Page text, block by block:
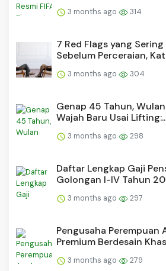
3 months ago 314
7 Red Flags yang
Sebelum Perceraian,
3 months ago 304
Genap 45 Tahun,
Wajah Baru Usai
3 months ago 298
Daftar Lengkap Gaji
Golongan I-IV Tahun
3 months ago 297
Pengusaha Perempuan
Premium Berdesain
3 months ago 279